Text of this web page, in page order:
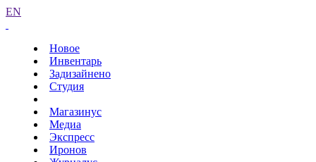
EN
Новое
Инвентарь
Задизайнено
Студия
Магазинус
Медиа
Экспресс
Иронов